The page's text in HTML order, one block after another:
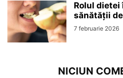
Rolul dietei
sănătății
7 februarie 2026
NICIUN